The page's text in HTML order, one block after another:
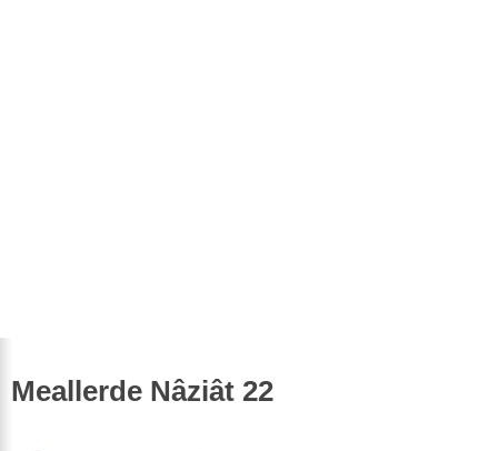
Meallerde Nâziât 22